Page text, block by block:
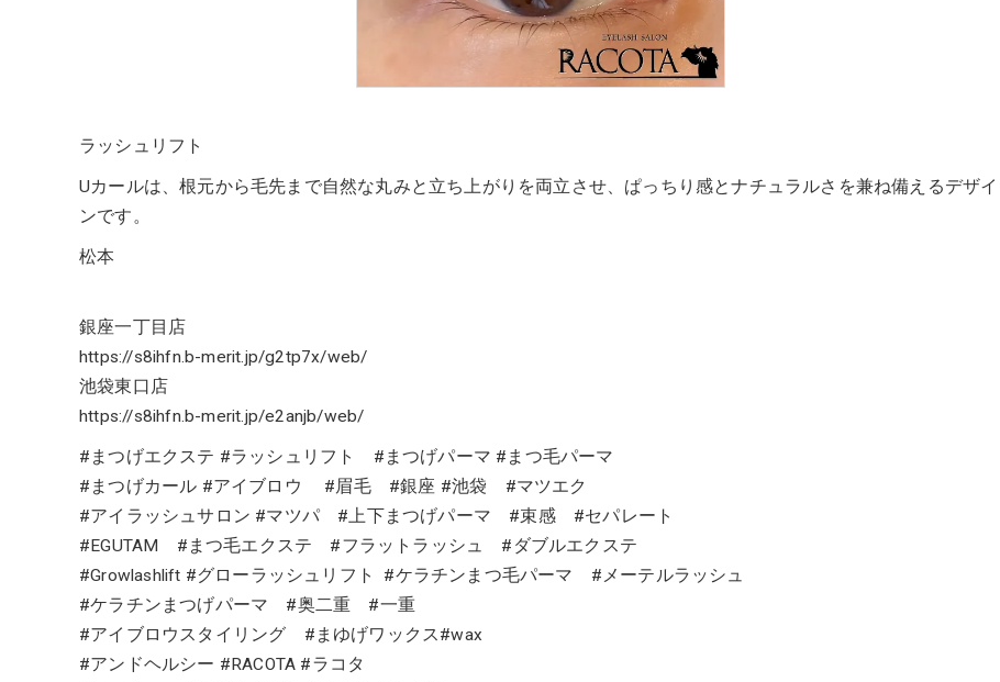
ラッシュリフト
Uカールは、根元から毛先まで自然な丸みと立ち上がりを両立させ、ぱっちり感とナチュラルさを兼ね備えるデザイ
ンです。
松本
銀座一丁目店
https://s8ihfn.b-merit.jp/g2tp7x/web/
池袋東口店
https://s8ihfn.b-merit.jp/e2anjb/web/
#まつげエクステ #ラッシュリフト #まつげパーマ #まつ毛パーマ
#まつげカール #アイブロウ #眉毛 #銀座 #池袋 #マツエク
#アイラッシュサロン #マツパ #上下まつげパーマ #束感 #セパレート
#EGUTAM #まつ毛エクステ #フラットラッシュ #ダブルエクステ
#Growlashlift #グローラッシュリフト #ケラチンまつ毛パーマ #メーテルラッシュ
#ケラチンまつげパーマ #奥二重 #一重
#アイブロウスタイリング #まゆげワックス#wax
#アンドヘルシー #RACOTA #ラコタ